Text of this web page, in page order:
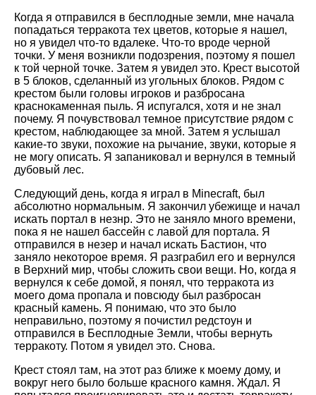
Когда я отправился в бесплодные земли, мне начала
попадаться терракота тех цветов, которые я нашел,
но я увидел что-то вдалеке. Что-то вроде черной
точки. У меня возникли подозрения, поэтому я пошел
к той черной точке. Затем я увидел это. Крест высотой
в 5 блоков, сделанный из угольных блоков. Рядом с
крестом были головы игроков и разбросана
краснокаменная пыль. Я испугался, хотя и не знал
почему. Я почувствовал темное присутствие рядом с
крестом, наблюдающее за мной. Затем я услышал
какие-то звуки, похожие на рычание, звуки, которые я
не могу описать. Я запаниковал и вернулся в темный
дубовый лес.
Следующий день, когда я играл в Minecraft, был
абсолютно нормальным. Я закончил убежище и начал
искать портал в незнр. Это не заняло много времени,
пока я не нашел бассейн с лавой для портала. Я
отправился в незер и начал искать Бастион, что
заняло некоторое время. Я разграбил его и вернулся
в Верхний мир, чтобы сложить свои вещи. Но, когда я
вернулся к себе домой, я понял, что терракота из
моего дома пропала и повсюду был разбросан
красный камень. Я понимаю, что это было
неправильно, поэтому я почистил редстоун и
отправился в Бесплодные Земли, чтобы вернуть
терракоту. Потом я увидел это. Снова.
Крест стоял там, на этот раз ближе к моему дому, и
вокруг него было больше красного камня. Ждал. Я